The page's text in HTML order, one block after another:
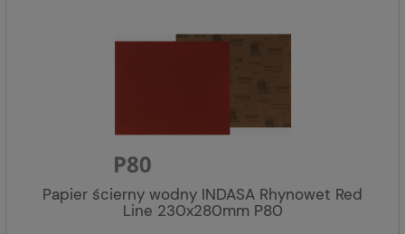
Papier ścierny wodny INDASA Rhynowet Red
Line 230x280mm P80